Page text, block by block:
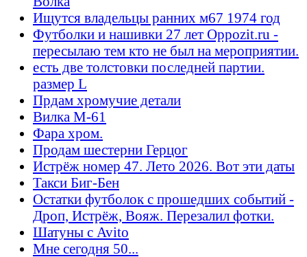
Ищутся владельцы ранних м67 1974 год
Футболки и нашивки 27 лет Oppozit.ru -
пересылаю тем кто не был на мероприятии.
есть две толстовки последней партии.
размер L
Прдам хромучие детали
Вилка М-61
Фара хром.
Продам шестерни Герцог
Истрёж номер 47. Лето 2026. Вот эти даты
Такси Биг-Бен
Остатки футболок с прошедших событий -
Дроп, Истрёж, Вояж. Перезалил фотки.
Шатуны с Avito
Мне сегодня 50...